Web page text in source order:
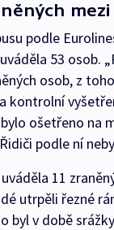
podle
53 osob.
osob, z
kontrolní
ošetřeno na
podle ní
11
utrpěli řezné
byl v době